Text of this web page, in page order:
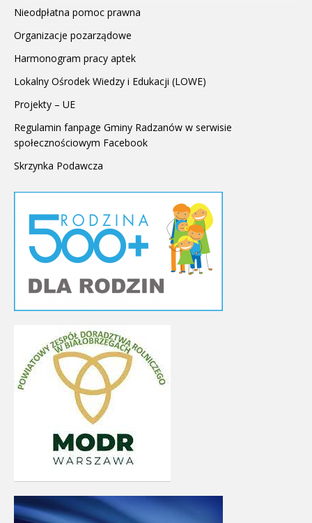
Nieodpłatna pomoc prawna
Organizacje pozarządowe
Harmonogram pracy aptek
Lokalny Ośrodek Wiedzy i Edukacji (LOWE)
Projekty – UE
Regulamin fanpage Gminy Radzanów w serwisie
społecznościowym Facebook
Skrzynka Podawcza